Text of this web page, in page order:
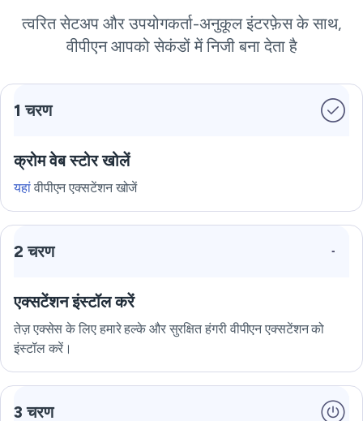
त्वरित सेटअप और उपयोगकर्ता-अनुकूल इंटरफ़ेस के साथ,
वीपीएन आपको सेकंडों में निजी बना देता है
1 चरण
क्रोम वेब स्टोर खोलें
यहांवीपीएन एक्सटेंशन खोजें
2 चरण
एक्सटेंशन इंस्टॉल करें
तेज़ एक्सेस के लिए हमारे हल्के और सुरक्षित हंगरी वीपीएन एक्सटेंशन को
इंस्टॉल करें।
3 चरण